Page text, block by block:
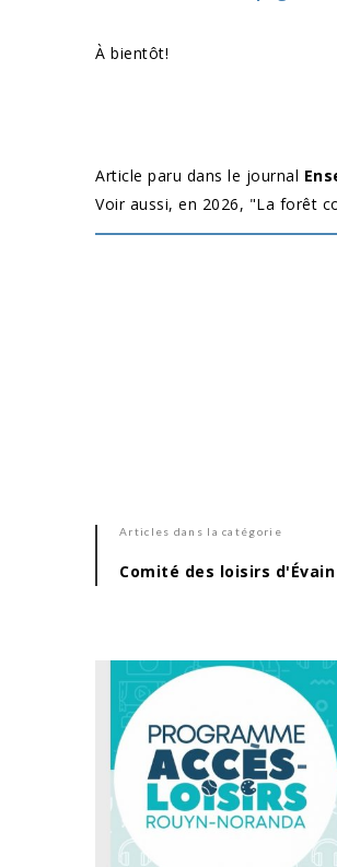
À bientôt!
Article paru dans le journal
Voir aussi, en 2026, "La forêt
Articles dans la catégorie
Comité des loisirs d'Évain